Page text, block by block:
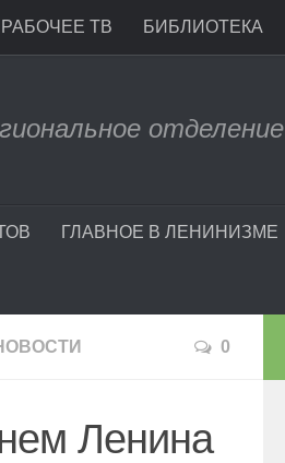
РАБОЧЕЕ ТВ БИБЛИОТЕКА
отделение
ГЛАВНОЕ В ЛЕНИНИЗМЕ
0
Ленина